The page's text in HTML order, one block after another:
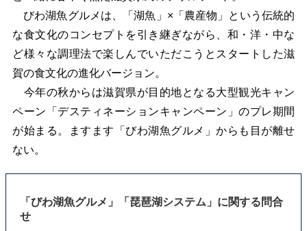
びわ湖魚グルメは、「湖魚」×「農産物」という伝統的
な食文化のコンセプトを引き継ぎながら、和・洋・中な
ど様々な調理法で楽しんでいただこうとスタートした滋
賀の食文化の進化バージョン。
今年の秋からは滋賀県が目的地となる大型観光キャン
ペーン「デスティネーションキャンペーン」のプレ期間
が始まる。ますます「びわ湖魚グルメ」からも目が離せ
ない。
「びわ湖魚グルメ」「琵琶湖システム」に関する問合
せ